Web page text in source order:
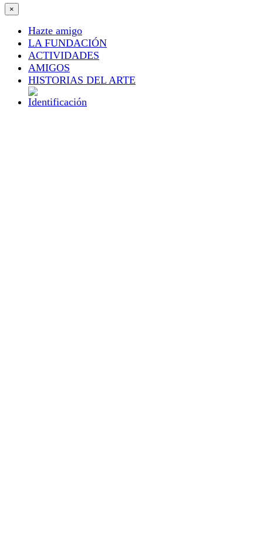
×
Hazte amigo
LA FUNDACIÓN
ACTIVIDADES
AMIGOS
HISTORIAS DEL ARTE